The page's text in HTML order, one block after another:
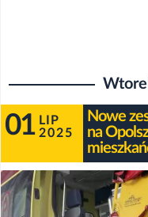
01 LIP
2025
Nowe
na